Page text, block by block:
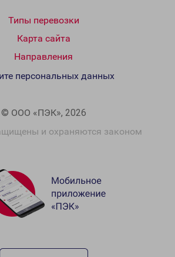
Типы перевозки
Карта сайта
Направления
© ООО «ПЭК», 2026
и охраняются законом
персональных данных